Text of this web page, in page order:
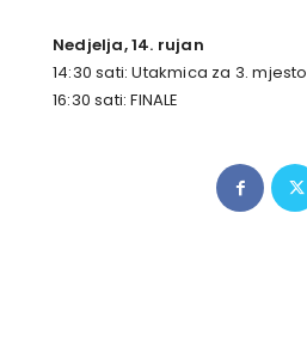
Nedjelja, 14. rujan
14:30 sati: Utakmica za 3. mjesto
16:30 sati: FINALE